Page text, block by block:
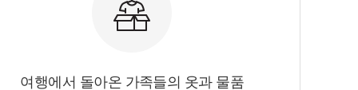
여행에서 돌아온 가족들의 옷과 물품